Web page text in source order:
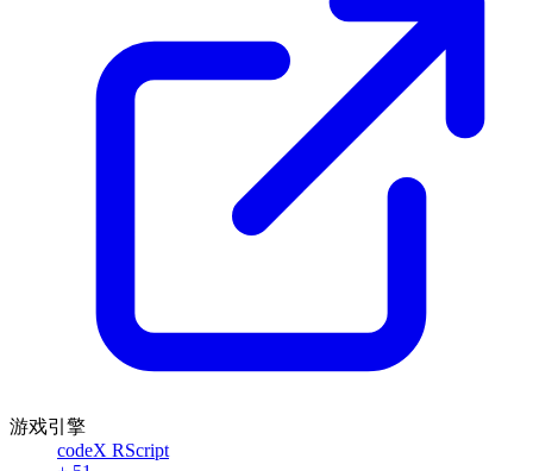
游戏引擎
codeX RScript